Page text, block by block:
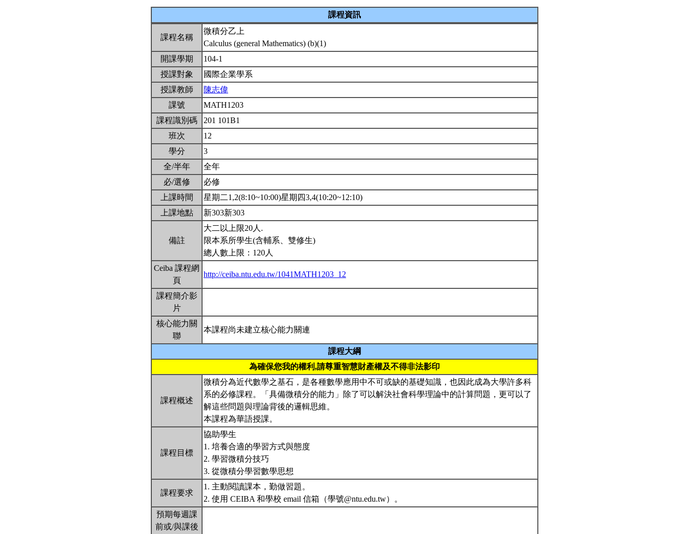
課程資訊
課程名稱
微積分乙上
Calculus (general Mathematics) (b)(1)
開課學期
104-1
授課對象
國際企業學系
授課教師
陳志偉
課號
MATH1203
課程識別碼
201 101B1
班次
12
學分
3
全/半年
全年
必/選修
必修
上課時間
星期二1,2(8:10~10:00)星期四3,4(10:20~12:10)
上課地點
新303新303
備註
大二以上限20人.
限本系所學生(含輔系、雙修生)
總人數上限：120人
Ceiba 課程網
頁
http://ceiba.ntu.edu.tw/1041MATH1203_12
課程簡介影
片
核心能力關
聯
本課程尚未建立核心能力關連
課程大綱
為確保您我的權利,請尊重智慧財產權及不得非法影印
課程概述
微積分為近代數學之基石，是各種數學應用中不可或缺的基礎知識，也因此成為大學許多科
系的必修課程。「具備微積分的能力」除了可以解決社會科學理論中的計算問題，更可以了
解這些問題與理論背後的邏輯思維。
本課程為華語授課。
課程目標
協助學生
1. 培養合適的學習方式與態度
2. 學習微積分技巧
3. 從微積分學習數學思想
課程要求
1. 主動閱讀課本，勤做習題。
2. 使用 CEIBA 和學校 email 信箱（學號@ntu.edu.tw）。
預期每週課
前或/與課後